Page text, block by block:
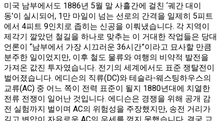
미국 남부에서도 1886년 5월 말 사흘간에 걸친 ‘궤간 대이
동’이 실시되어, 1만 마일이 넘는 선로의 간격을 일제히 5피트
에서 4피트 9인치로 좁히는 신공을 이뤄냈습니다​. 각 지역이
제각기 깔았던 철길을 하나로 맞추는 이 거대한 작업들은 당대
언론이 “남부에서 가장 시끄러운 36시간”이라고 묘사할 만큼
분주한 일이었지만, 이후 철도 물류와 여행의 비약적 발전을
가져온 값진 투자였습니다. 전기의 세계에서도 표준 쟁탈전이
벌어졌습니다. 에디슨의 직류(DC)와 테슬라-웨스팅하우스의
교류(AC) 중 어느 쪽이 전력 표준이 될지 1880년대에 치열한
전류 전쟁이 일어난 것입니다. 에디슨은 경쟁을 위해 공개 감
전 실험까지 벌이며 AC의 위험성을 주장했지만, 송전 거리가
길고 변압이 자유로운 AC의 우세를 꺾지 못했습니다. 결국 교